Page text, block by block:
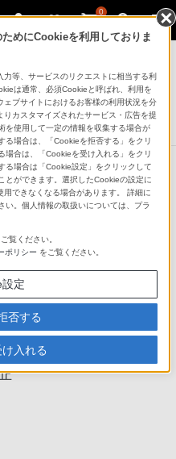
0
めにCookieを利用しておりま
等、サービスのリクエストに相当する利
は通常、必須Cookieと呼ばれ、利用を
ブサイトにおけるお客様の利用状況を分
カスタマイズされたサービス・広告を提
を使用して一定の情報を収集する場合が
る場合は、「Cookieを拒否する」をクリ
場合は、「Cookieを受け入れる」をクリ
る場合は「Cookie設定」をクリックして
とができます。選択したCookieの設定に
できなくなる場合があります。 詳細に
。個人情報の取扱いについては、プラ
覧ください。
ポリシー をご覧ください。
定
否する
入れる